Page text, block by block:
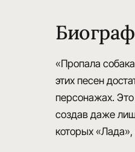
«Пропала
этих песен
персонажах. Это
создав даже
которых «Лада»,